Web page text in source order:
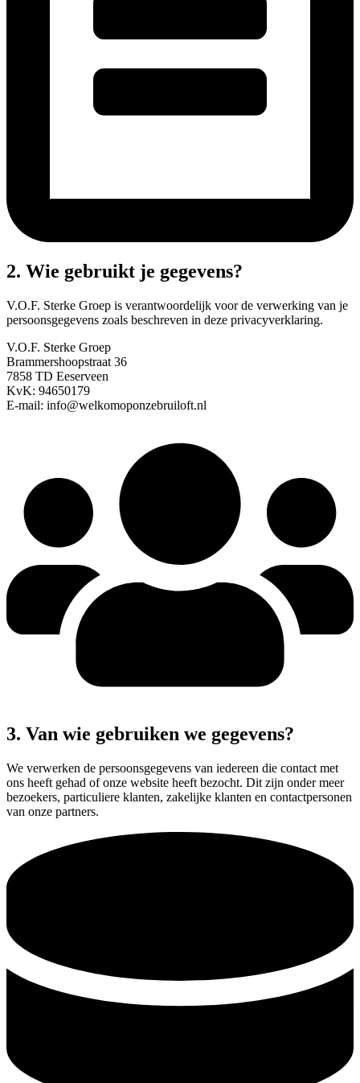
2. Wie gebruikt je gegevens?
V.O.F. Sterke Groep is verantwoordelijk voor de verwerking van je
persoonsgegevens zoals beschreven in deze privacyverklaring.
V.O.F. Sterke Groep
Brammershoopstraat 36
7858 TD Eeserveen
KvK: 94650179
E-mail: info@welkomoponzebruiloft.nl
3. Van wie gebruiken we gegevens?
We verwerken de persoonsgegevens van iedereen die contact met
ons heeft gehad of onze website heeft bezocht. Dit zijn onder meer
bezoekers, particuliere klanten, zakelijke klanten en contactpersonen
van onze partners.